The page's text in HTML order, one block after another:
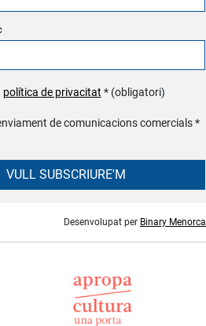
política de privacitat * (obligatori)
de comunicacions comercials *
VULL SUBSCRIURE'M
Desenvolupat per Binary Menorca